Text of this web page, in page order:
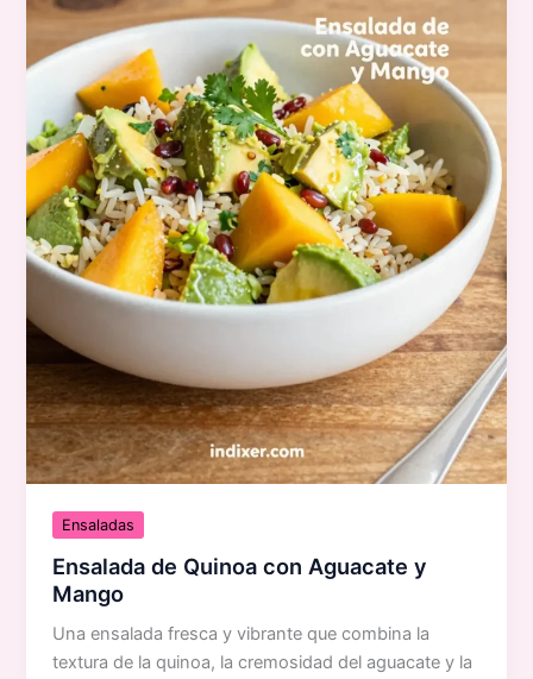
Ensaladas
Ensalada de Quinoa con Aguacate y
Mango
Una ensalada fresca y vibrante que combina la
textura de la quinoa, la cremosidad del aguacate y la